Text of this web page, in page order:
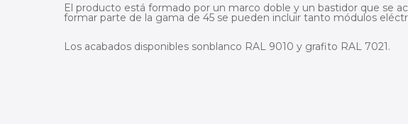
El producto está formado por un marco doble y un bastidor que se
formar parte de la gama de 45 se pueden incluir tanto módulos
Los acabados disponibles sonblanco RAL 9010 y grafito RAL 7021.